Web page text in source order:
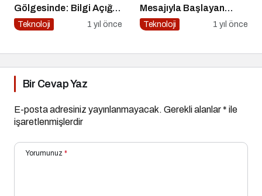
Gölgesinde: Bilgi Açığı
Büyüyor mu?
Teknoloji 1 yıl önce
Mesajıyla Başlayan
Siber Saldırılar
Teknoloji 1 yıl önce
Bir Cevap Yaz
E-posta adresiniz yayınlanmayacak. Gerekli alanlar* ile
işaretlenmişlerdir
Yorumunuz *